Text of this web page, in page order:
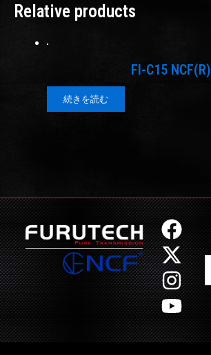
Relative products
FI-C15 NCF(R)
続きを読む
F
a
c
e
b
o
X
-
t
w
i
t
I
n
s
t
a
g
Y
o
u
t
u
b